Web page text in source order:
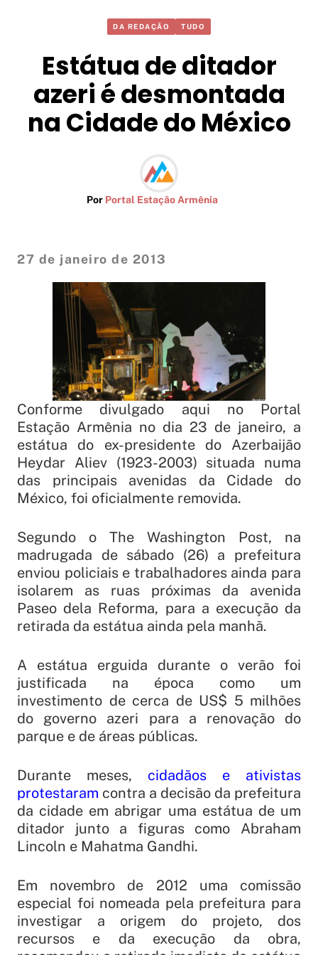
DA REDAÇÃO TUDO
Estátua de ditador
azeri é desmontada
na Cidade do México
Por Portal Estação Armênia
27 de janeiro de 2013
Conforme divulgado aqui no Portal
Estação Armênia no dia 23 de janeiro, a
estátua do ex-presidente do Azerbaijão
Heydar Aliev (1923-2003) situada numa
das principais avenidas da Cidade do
México, foi oficialmente removida.
Segundo o The Washington Post, na
madrugada de sábado (26) a prefeitura
enviou policiais e trabalhadores ainda para
isolarem as ruas próximas da avenida
Paseo dela Reforma, para a execução da
retirada da estátua ainda pela manhã.
A estátua erguida durante o verão foi
justificada na época como um
investimento de cerca de US$ 5 milhões
do governo azeri para a renovação do
parque e de áreas públicas.
Durante meses, cidadãos e ativistas
protestaram contra a decisão da prefeitura
da cidade em abrigar uma estátua de um
ditador junto a figuras como Abraham
Lincoln e Mahatma Gandhi.
Em novembro de 2012 uma comissão
especial foi nomeada pela prefeitura para
investigar a origem do projeto, dos
recursos e da execução da obra,